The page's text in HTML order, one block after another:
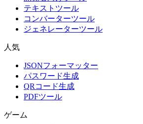
テキストツール
コンバーターツール
ジェネレーターツール
人気
JSONフォーマッター
パスワード生成
QRコード生成
PDFツール
ゲーム